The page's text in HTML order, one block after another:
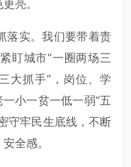
亮。
落实。我们要带着责
盯城市“一圈两场三
大抓手”，岗位、学
小一贫一低一弱“五
守牢民生底线，不断
全感。